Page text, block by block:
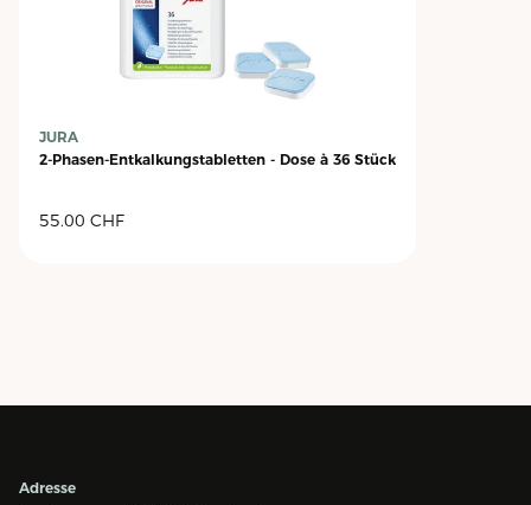
JURA
2-Phasen-Entkalkungstabletten - Dose à 36 Stück
55.00 CHF
Adresse